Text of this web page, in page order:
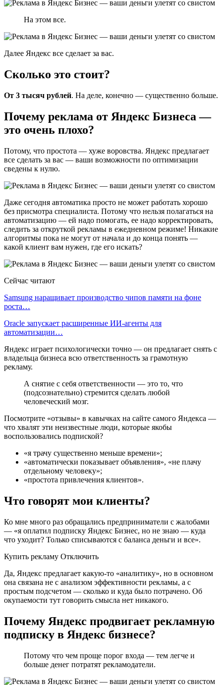
На этом все.
Далее Яндекс все сделает за вас.
Сколько это стоит?
От 3 тысяч рублей. На деле, конечно — существенно больше.
Почему реклама от Яндекс Бизнеса —
это очень плохо?
Потому, что простота — хуже воровства. Яндекс предлагает
все сделать за вас — ваши возможности по оптимизации
сведены к нулю.
Даже сегодня автоматика просто не может работать хорошо
без присмотра специалиста. Потому что нельзя полагаться на
автоматизацию — ей надо помогать, ее надо корректировать,
следить за откруткой рекламы в ежедневном режиме! Никакие
алгоритмы пока не могут от начала и до конца понять —
какой клиент вам нужен, где его искать?
Сейчас читают
Samsung наращивает производство чипов памяти на фоне
роста…
Oracle запускает расширенные ИИ‑агенты для
автоматизации…
Яндекс играет психологически точно — он предлагает снять с
владельца бизнеса всю ответственность за грамотную
рекламу.
А снятие с себя ответственности — это то, что
(подсознательно) стремится сделать любой
человеческий мозг.
Посмотрите «отзывы» в кавычках на сайте самого Яндекса —
что хвалят эти неизвестные люди, которые якобы
воспользовались подпиской?
«я трачу существенно меньше времени»;
«автоматически показывает объявления», «не плачу
отдельному человеку»;
«простота привлечения клиентов».
Что говорят мои клиенты?
Ко мне много раз обращались предприниматели с жалобами
— «я оплатил подписку Яндекс Бизнес, но не знаю — куда
что уходит? Только списываются с баланса деньги и все».
Купить рекламу Отключить
Да, Яндекс предлагает какую-то «аналитику», но в основном
она связана не с анализом эффективности рекламы, а c
простым подсчетом — сколько и куда было потрачено. Об
окупаемости тут говорить смысла нет никакого.
Почему Яндекс продвигает рекламную
подписку в Яндекс бизнесе?
Потому что чем проще порог входа — тем легче и
больше денег потратят рекламодатели.